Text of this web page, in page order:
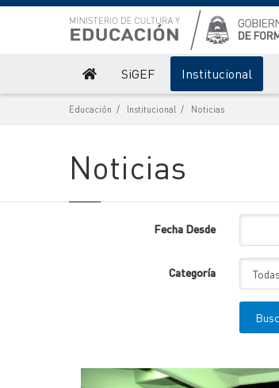
SiGEF Institucional
Educación Institucional Noticias
Noticias
Fecha Desde
Categoría